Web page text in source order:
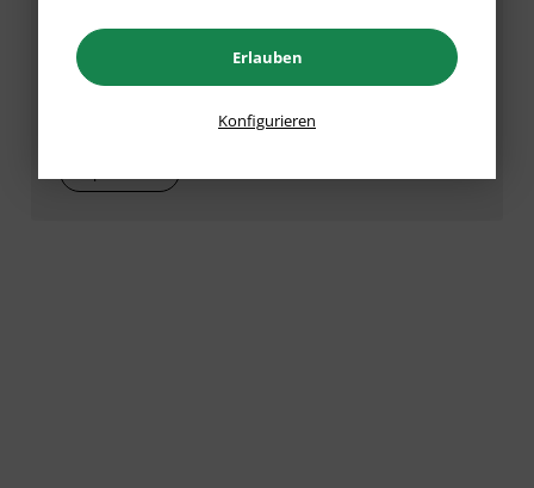
Die mit einem * markierten Felder sind Pflichtfelder.
Erlauben
Konfigurieren